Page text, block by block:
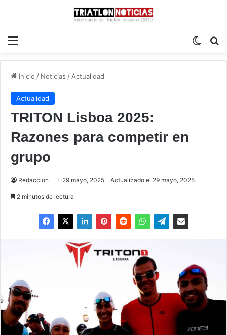
Inicio / Noticias / Actualidad
Actualidad
TRITON Lisboa 2025:
Razones para competir en
grupo
Redaccion 29 mayo, 2025 Actualizado el 29 mayo, 2025
2 minutos de lectura